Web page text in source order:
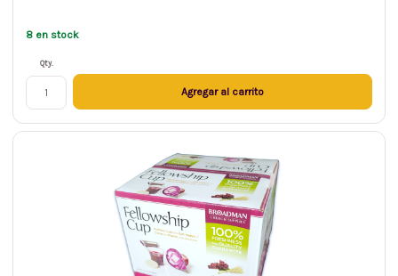
8 en stock
Qty.
Agregar al carrito